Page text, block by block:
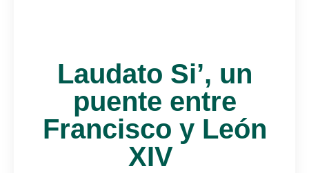
Laudato Si’, un
puente entre
Francisco y León
XIV